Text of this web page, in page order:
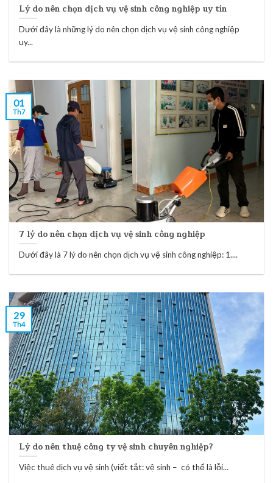
Lý do nên chọn dịch vụ vệ sinh công nghiệp uy tín
Dưới đây là những lý do nên chọn dịch vụ vệ sinh công nghiệp
uy...
7 lý do nên chọn dịch vụ vệ sinh công nghiệp
Dưới đây là 7 lý do nên chọn dịch vụ vệ sinh công nghiệp: 1....
01
Th7
Lý do nên thuệ công ty vệ sinh chuyên nghiệp?
Việc thuê dịch vụ vệ sinh (viết tắt: vệ sinh – có thể là lỗi...
29
Th4